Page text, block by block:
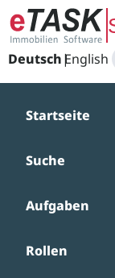
Zum
Deutsch|
English
Startseite
Suche
Aufgaben
Rollen